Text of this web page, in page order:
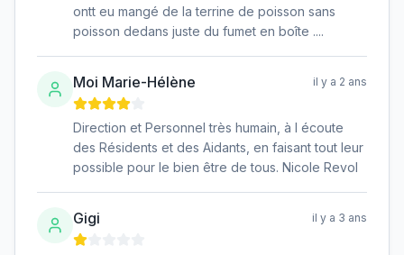
ontt eu mangé de la terrine de poisson sans
poisson dedans juste du fumet en boîte ....
Moi Marie-Hélène il y a 2 ans
Direction et Personnel très humain, à l écoute
des Résidents et des Aidants, en faisant tout leur
possible pour le bien être de tous. Nicole Revol
Gigi il y a 3 ans